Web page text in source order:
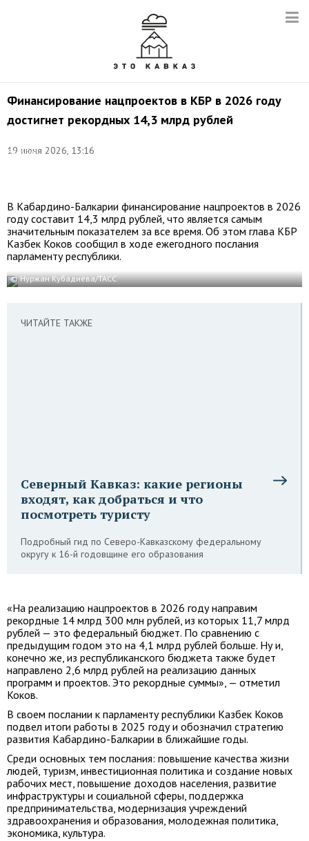
Финансирование нацпроектов в КБР в 2026 году
достигнет рекордных 14,3 млрд рублей
19 июня 2026, 13:16
Валерия
В Кабардино-Балкарии финансирование нацпроектов в 2026
году составит 14,3 млрд рублей, что является самым
значительным показателем за все время. Об этом глава КБР
Казбек Коков сообщил в ходе ежегодного послания
парламенту республики.
© Нуржан Кубадиева/ТАСС
ЧИТАЙТЕ ТАКЖЕ
Северный Кавказ: какие регионы
входят, как добраться и что
посмотреть туристу
Подробный гид по Северо-Кавказскому федеральному
округу к 16-й годовщине его образования
«На реализацию нацпроектов в 2026 году направим
рекордные 14 млрд 300 млн рублей, из которых 11,7 млрд
рублей — это федеральный бюджет. По сравнению с
предыдущим годом это на 4,1 млрд рублей больше. Ну и,
конечно же, из республиканского бюджета также будет
направлено 2,6 млрд рублей на реализацию данных
программ и проектов. Это рекордные суммы», — отметил
Коков.
В своем послании к парламенту республики Казбек Коков
подвел итоги работы в 2025 году и обозначил стратегию
развития Кабардино-Балкарии в ближайшие годы.
Среди основных тем послания: повышение качества жизни
людей, туризм, инвестиционная политика и создание новых
рабочих мест, повышение доходов населения, развитие
инфраструктуры и социальной сферы, поддержка
предпринимательства, модернизация учреждений
здравоохранения и образования, молодежная политика,
экономика, культура.